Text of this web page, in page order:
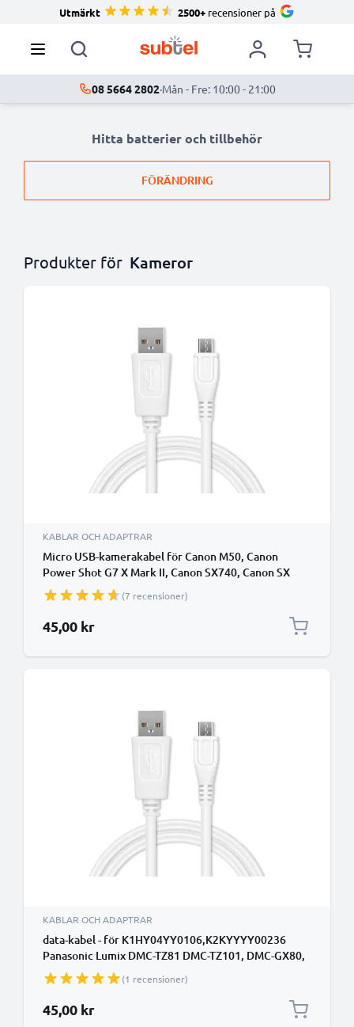
Utmärkt 2500+ recensioner på
08 5664 2802·Mån - Fre: 10:00 - 21:00
Hitta batterier och tillbehör
FÖRÄNDRING
Produkter för Kameror
KABLAR OCH ADAPTRAR
Micro USB-kamerakabel för Canon M50, Canon
Power Shot G7 X Mark II, Canon SX740, Canon SX
620, IFC-600PCU 2.0, PVC, Vit
(7 recensioner)
45,00 kr
KABLAR OCH ADAPTRAR
data-kabel - för K1HY04YY0106,K2KYYYY00236
Panasonic Lumix DMC-TZ81 DMC-TZ101, DMC-GX80,
DMC-G81 DMC-G80, DMC-FZ2000 DMC-FZ82, Lumix
DC-GX800, Lumix DC-TZ90 -TZ91, DC-FZ82, DC-FT7,
Panasonic HC-V770 HC-V380 HC-V180, HC-VX870
kamera - 1m PVC Datakabel vit
(1 recensioner)
45,00 kr